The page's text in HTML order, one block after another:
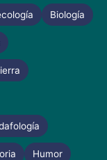
Biología
Humor